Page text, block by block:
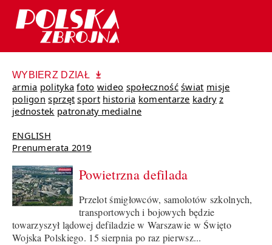
WYBIERZ DZIAŁ
armia polityka foto wideo społeczność świat misje
poligon sprzęt sport historia komentarze kadry z
jednostek patronaty medialne
ENGLISH
Prenumerata 2019
Powietrzna defilada
Przelot śmigłowców, samolotów szkolnych,
transportowych i bojowych będzie
towarzyszył lądowej defiladzie w Warszawie w Święto
Wojska Polskiego. 15 sierpnia po raz pierwsz...